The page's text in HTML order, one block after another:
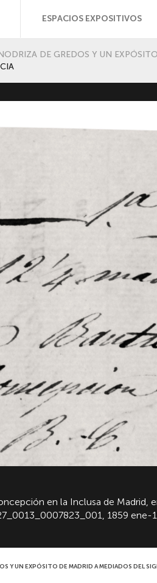
ESPACIOS EXPOSITIVOS
DE GREDOS Y UN
en la Inclusa de Madrid,
1859
Y UN EXPÓSITO DE MADRID A MEDIADOS DEL